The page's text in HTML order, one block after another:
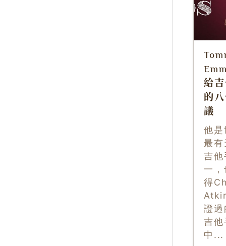
給
的
議
他是
最有
吉他
一
得
證過
吉他
中 ...